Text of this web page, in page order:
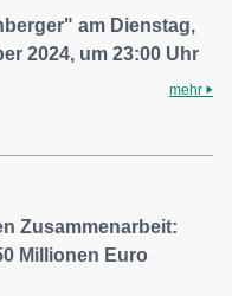
am Dienstag,
2024, um 23:00 Uhr
mehr
Zusammenarbeit:
Millionen Euro